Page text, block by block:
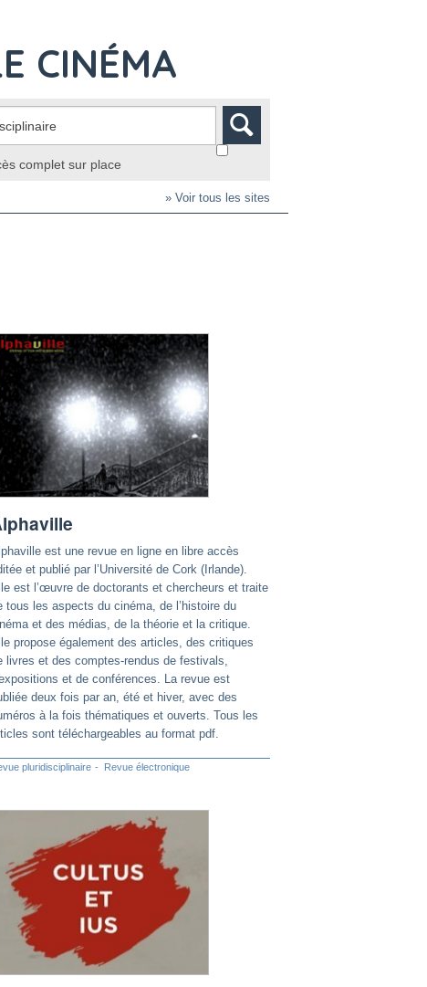
CINÉMA
complet sur place
» Voir tous les sites
est une revue en ligne en libre accès
et publié par l’Université de Cork (Irlande).
est l’œuvre de doctorants et chercheurs et traite
tous les aspects du cinéma, de l’histoire du
et des médias, de la théorie et la critique.
propose également des articles, des critiques
livres et des comptes-rendus de festivals,
et de conférences. La revue est
deux fois par an, été et hiver, avec des
à la fois thématiques et ouverts. Tous les
sont téléchargeables au format pdf.
pluridisciplinaire Revue électronique